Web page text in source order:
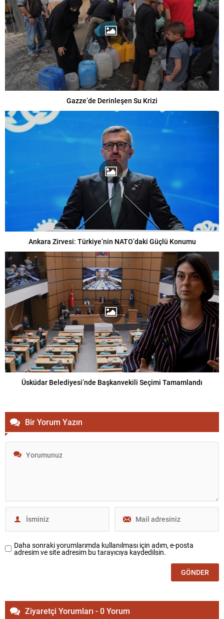
Gazze’de Derinleşen Su Krizi
Ankara Zirvesi: Türkiye’nin NATO’daki Güçlü Konumu
Üsküdar Belediyesi’nde Başkanvekili Seçimi Tamamlandı
Bir Yorum Yazın
Daha sonraki yorumlarımda kullanılması için adım, e-posta
adresim ve site adresim bu tarayıcıya kaydedilsin.
Ziyaretçi Yorumları - 0 Yorum